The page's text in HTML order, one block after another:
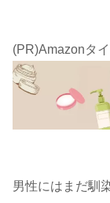
(PR)Amazonタ
男性にはまだ馴